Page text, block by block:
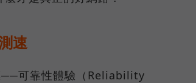
速
──可靠性體驗（Reliability